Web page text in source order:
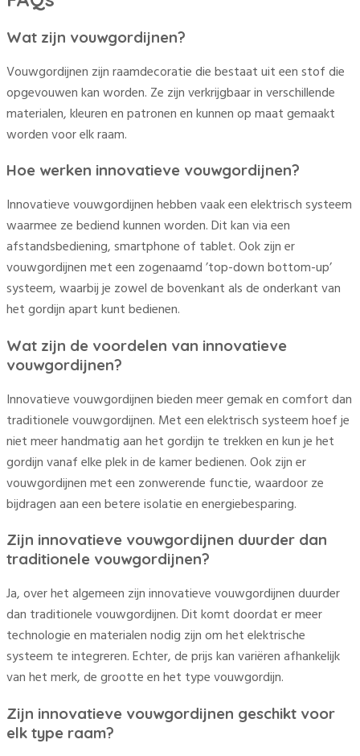
Wat zijn vouwgordijnen?
Vouwgordijnen zijn raamdecoratie die bestaat uit een stof die
opgevouwen kan worden. Ze zijn verkrijgbaar in verschillende
materialen, kleuren en patronen en kunnen op maat gemaakt
worden voor elk raam.
Hoe werken innovatieve vouwgordijnen?
Innovatieve vouwgordijnen hebben vaak een elektrisch systeem
waarmee ze bediend kunnen worden. Dit kan via een
afstandsbediening, smartphone of tablet. Ook zijn er
vouwgordijnen met een zogenaamd ’top-down bottom-up’
systeem, waarbij je zowel de bovenkant als de onderkant van
het gordijn apart kunt bedienen.
Wat zijn de voordelen van innovatieve
vouwgordijnen?
Innovatieve vouwgordijnen bieden meer gemak en comfort dan
traditionele vouwgordijnen. Met een elektrisch systeem hoef je
niet meer handmatig aan het gordijn te trekken en kun je het
gordijn vanaf elke plek in de kamer bedienen. Ook zijn er
vouwgordijnen met een zonwerende functie, waardoor ze
bijdragen aan een betere isolatie en energiebesparing.
Zijn innovatieve vouwgordijnen duurder dan
traditionele vouwgordijnen?
Ja, over het algemeen zijn innovatieve vouwgordijnen duurder
dan traditionele vouwgordijnen. Dit komt doordat er meer
technologie en materialen nodig zijn om het elektrische
systeem te integreren. Echter, de prijs kan variëren afhankelijk
van het merk, de grootte en het type vouwgordijn.
Zijn innovatieve vouwgordijnen geschikt voor
elk type raam?